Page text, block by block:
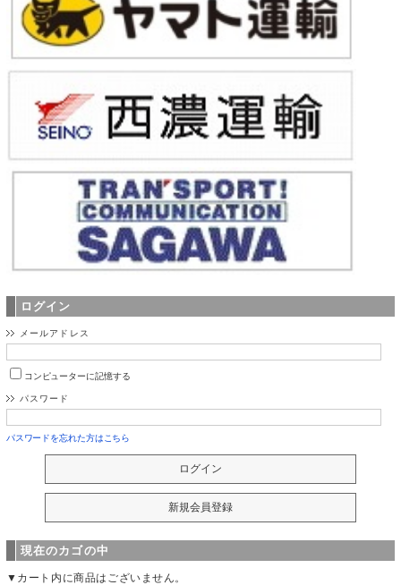
ログイン
メールアドレス
コンピューターに記憶する
パスワード
パスワードを忘れた方はこちら
現在のカゴの中
▼カート内に商品はございません。